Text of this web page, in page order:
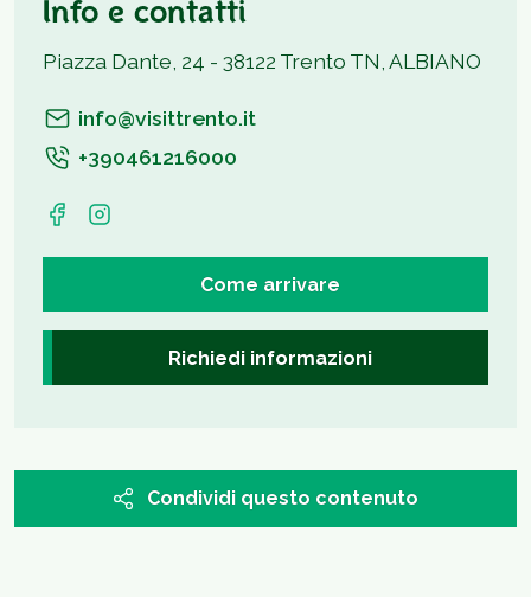
Info e contatti
Piazza Dante, 24 - 38122 Trento TN, ALBIANO
info@visittrento.it
+390461216000
Come arrivare
Richiedi informazioni
Condividi questo contenuto